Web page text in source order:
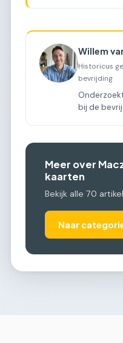
Willem
Historicus
bevrijding
bij de
Meer over
kaarten
Bekijk alle 70
Naar